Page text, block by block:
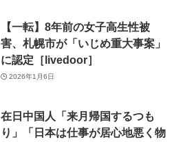
【一転】8年前の女子高生性被
害、札幌市が「いじめ重大事案」
に認定［livedoor］
2026年1月6日
在日中国人「来月帰国するつも
り」「日本は仕事が居心地悪く物